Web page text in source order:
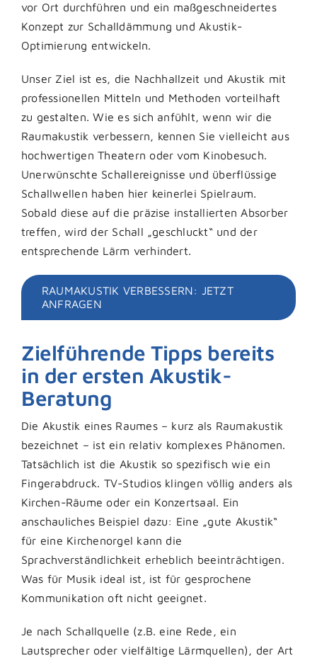
vor Ort durchführen und ein maßgeschneidertes
Konzept zur Schalldämmung und Akustik-
Optimierung entwickeln.
Unser Ziel ist es, die Nachhallzeit und Akustik mit
professionellen Mitteln und Methoden vorteilhaft
zu gestalten. Wie es sich anfühlt, wenn wir die
Raumakustik verbessern, kennen Sie vielleicht aus
hochwertigen Theatern oder vom Kinobesuch.
Unerwünschte Schallereignisse und überflüssige
Schallwellen haben hier keinerlei Spielraum.
Sobald diese auf die präzise installierten Absorber
treffen, wird der Schall „geschluckt“ und der
entsprechende Lärm verhindert.
RAUMAKUSTIK VERBESSERN: JETZT
ANFRAGEN
Zielführende Tipps bereits
in der ersten Akustik-
Beratung
Die Akustik eines Raumes – kurz als Raumakustik
bezeichnet – ist ein relativ komplexes Phänomen.
Tatsächlich ist die Akustik so spezifisch wie ein
Fingerabdruck. TV-Studios klingen völlig anders als
Kirchen-Räume oder ein Konzertsaal. Ein
anschauliches Beispiel dazu: Eine „gute Akustik“
für eine Kirchenorgel kann die
Sprachverständlichkeit erheblich beeinträchtigen.
Was für Musik ideal ist, ist für gesprochene
Kommunikation oft nicht geeignet.
Je nach Schallquelle (z.B. eine Rede, ein
Lautsprecher oder vielfältige Lärmquellen), der Art